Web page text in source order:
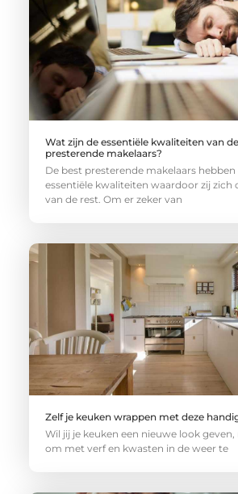
Wat zijn de essentiële kwaliteiten van
presterende makelaars?
De best presterende makelaars hebben
essentiële kwaliteiten waardoor zij zich
van de rest. Om er zeker van
Zelf je keuken wrappen met deze
Wil jij je keuken een nieuwe look geven,
om met verf en kwasten in de weer te